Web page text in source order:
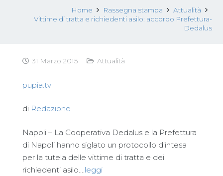
Home Rassegna stampa
Attualità
Vittime di tratta e richiedenti asilo: accordo Prefettura-
Dedalus
31 Marzo 2015 Attualità
pupia.tv
di Redazione
Napoli – La Cooperativa Dedalus e la Prefettura
di Napoli hanno siglato un protocollo d’intesa
per la tutela delle vittime di tratta e dei
richiedenti asilo…. leggi